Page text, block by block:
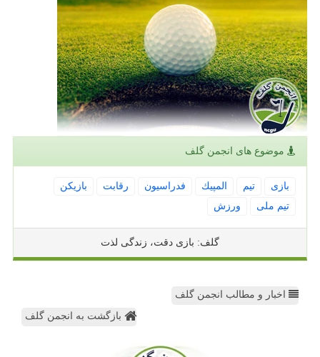
موضوع های انجمن گلف
بازی تیم المپیك فدراسیون رقابت
بازیكن
تیم ملی
ورزش
گلف: بازی دقت، زندگی لذت
اخبار و مطالب انجمن گلف
بازگشت به انجمن گلف